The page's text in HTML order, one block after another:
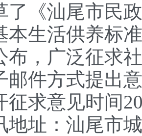
了《汕尾市民
本生活供养标
布，广泛征求
邮件方式提出
意见时间
：汕尾市城